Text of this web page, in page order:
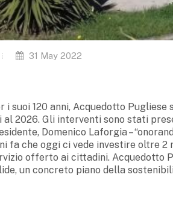
31 May 2022
i suoi 120 anni, Acquedotto
al 2026. Gli interventi sono stati
Domenico Laforgia –
fa che oggi ci vede investire oltre
offerto ai cittadini. Acquedotto
un concreto piano della